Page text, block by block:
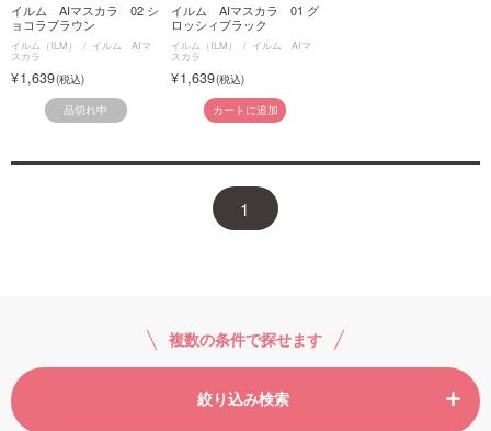
イルム AIマスカラ 02 シ
ョコラブラウン
イルム（ILM） イルム AIマ
スカラ
1,639
品切れ中
イルム AIマスカラ 01 グ
ロッシィブラック
イルム（ILM） イルム AIマ
スカラ
1,639
カートに追加
1
複数の条件で探せます
絞り込み検索